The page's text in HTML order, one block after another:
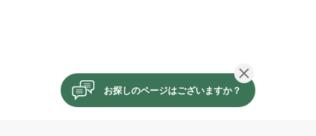
お探しのページはございますか？